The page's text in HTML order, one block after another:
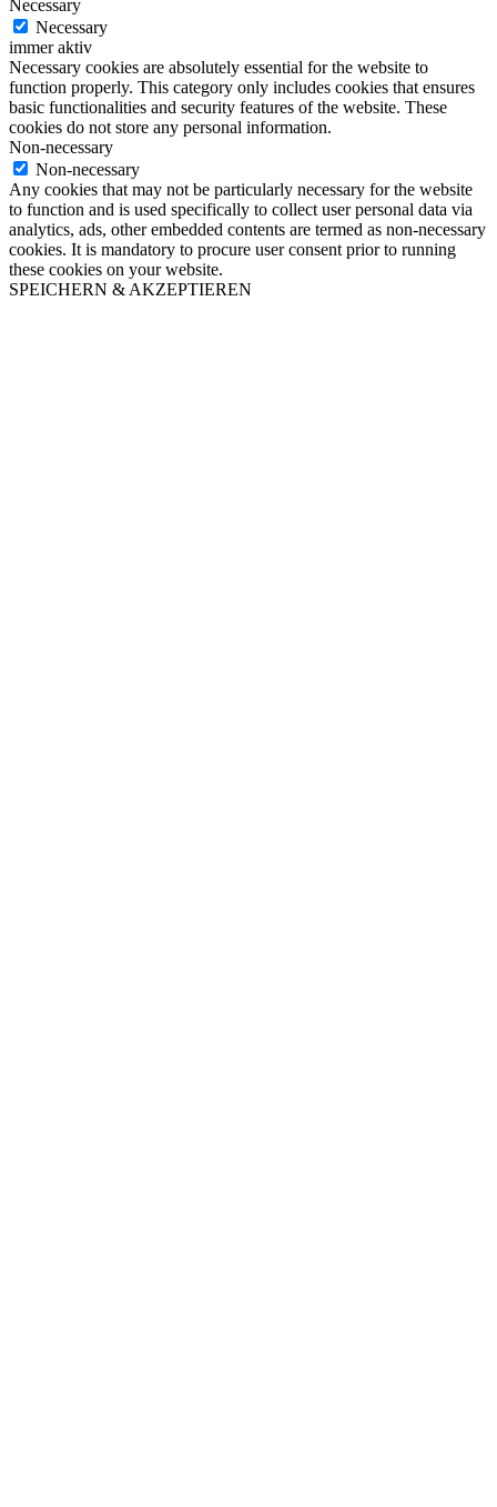
Necessary
Necessary
immer aktiv
Necessary cookies are absolutely essential for the website to
function properly. This category only includes cookies that ensures
basic functionalities and security features of the website. These
cookies do not store any personal information.
Non-necessary
Non-necessary
Any cookies that may not be particularly necessary for the website
to function and is used specifically to collect user personal data via
analytics, ads, other embedded contents are termed as non-necessary
cookies. It is mandatory to procure user consent prior to running
these cookies on your website.
SPEICHERN & AKZEPTIEREN